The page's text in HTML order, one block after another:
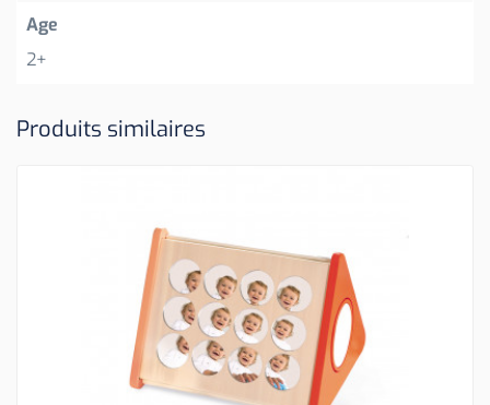
Age
2+
Produits similaires